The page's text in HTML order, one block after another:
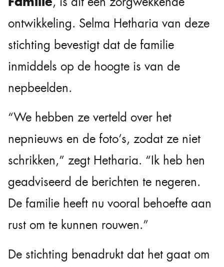
ontwikkeling. Selma Hetharia van deze
stichting bevestigt dat de familie
inmiddels op de hoogte is van de
nepbeelden.
“We hebben ze verteld over het
nepnieuws en de foto’s, zodat ze niet
schrikken,” zegt Hetharia. “Ik heb hen
geadviseerd de berichten te negeren.
De familie heeft nu vooral behoefte aan
rust om te kunnen rouwen.”
De stichting benadrukt dat het gaat om